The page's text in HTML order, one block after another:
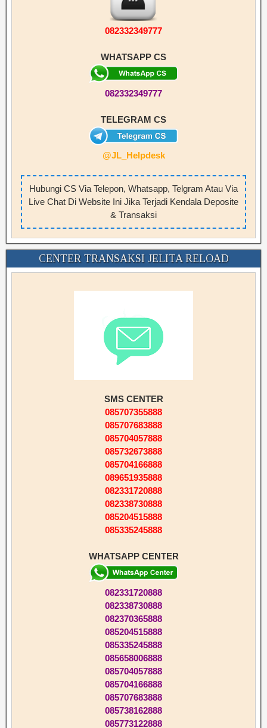
082332349777
WHATSAPP CS
082332349777
TELEGRAM CS
@JL_Helpdesk
Hubungi CS Via Telepon, Whatsapp, Telgram Atau Via
Live Chat Di Website Ini Jika Terjadi Kendala Deposite
& Transaksi
CENTER TRANSAKSI JELITA RELOAD
SMS CENTER
085707355888
085707683888
085704057888
085732673888
085704166888
089651935888
082331720888
082338730888
085204515888
085335245888
WHATSAPP CENTER
082331720888
082338730888
082370365888
085204515888
085335245888
085658006888
085704057888
085704166888
085707683888
085738162888
085773122888